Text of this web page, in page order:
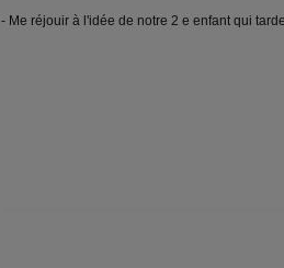
- Me réjouir à l'idée de notre 2 e enfant qui